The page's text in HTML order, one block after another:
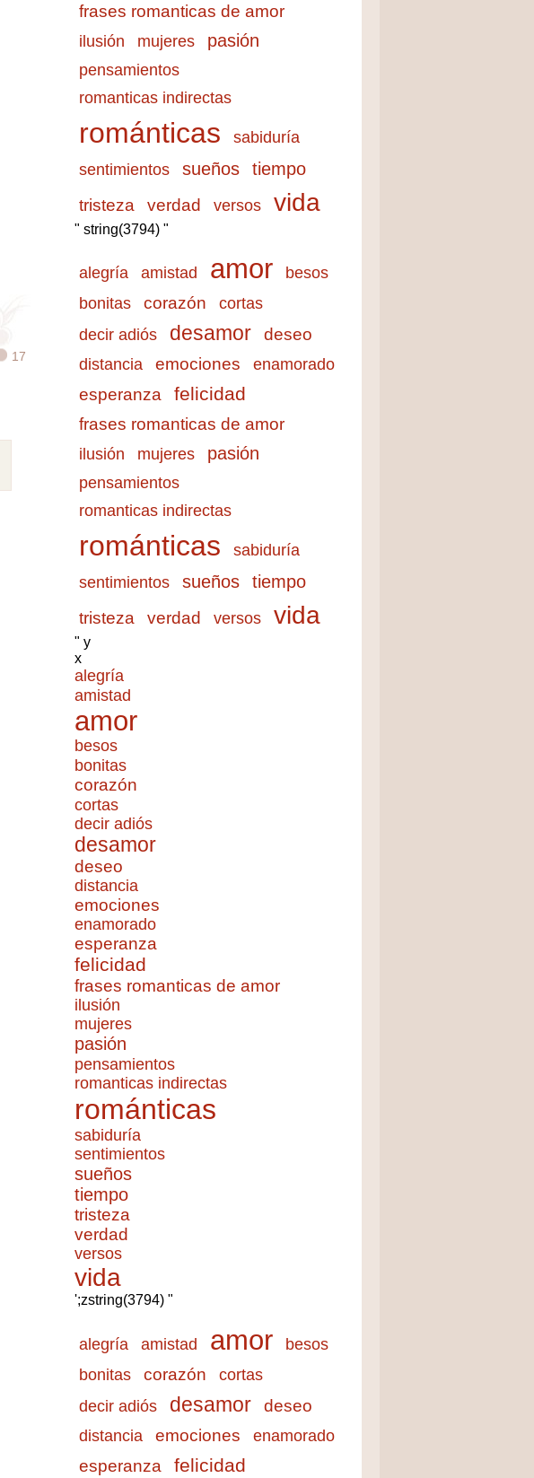
17
frases romanticas de amor
ilusión mujeres pasión
pensamientos
romanticas indirectas
románticas
sabiduría
sentimientos
sueños tiempo
tristeza verdad versos vida
" string(3794) "
alegría amistad amor besos
bonitas corazón cortas
decir adiós desamor deseo
distancia emociones enamorado
esperanza felicidad
frases romanticas de amor
ilusión mujeres pasión
pensamientos
romanticas indirectas
románticas
sabiduría
sentimientos
sueños tiempo
tristeza verdad versos vida
" y
x
alegría
amistad
amor
besos
bonitas
corazón
cortas
decir adiós
desamor
deseo
distancia
emociones
enamorado
esperanza
felicidad
frases romanticas de amor
ilusión
mujeres
pasión
pensamientos
romanticas indirectas
románticas
sabiduría
sentimientos
sueños
tiempo
tristeza
verdad
versos
vida
';zstring(3794) "
alegría amistad amor besos
bonitas corazón cortas
decir adiós desamor deseo
distancia emociones enamorado
esperanza felicidad